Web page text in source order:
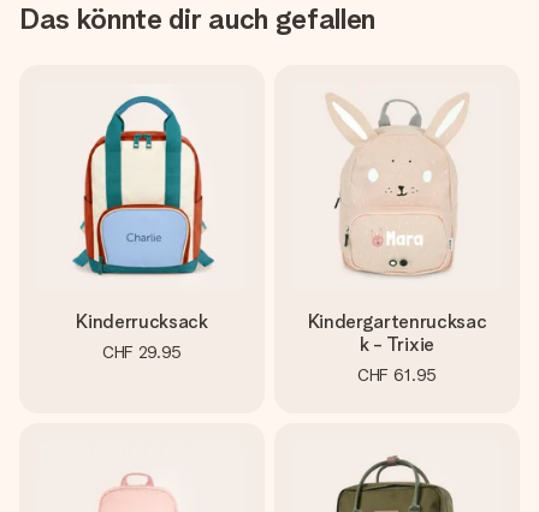
Das könnte dir auch gefallen
Kinderrucksack
CHF 29.95
Kindergartenrucksac
k - Trixie
CHF 61.95